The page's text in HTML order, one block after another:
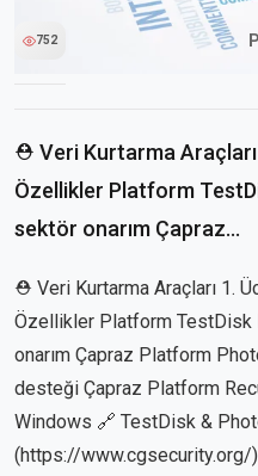
752
⛑️ Veri Kurtarma
Özellikler Platform
sektör onarım Çapraz...
⛑️ Veri Kurtarma Araçları 1.
Özellikler Platform TestDisk
onarım Çapraz Platform
desteği Çapraz Platform
Windows 🔗 TestDisk &
(https://